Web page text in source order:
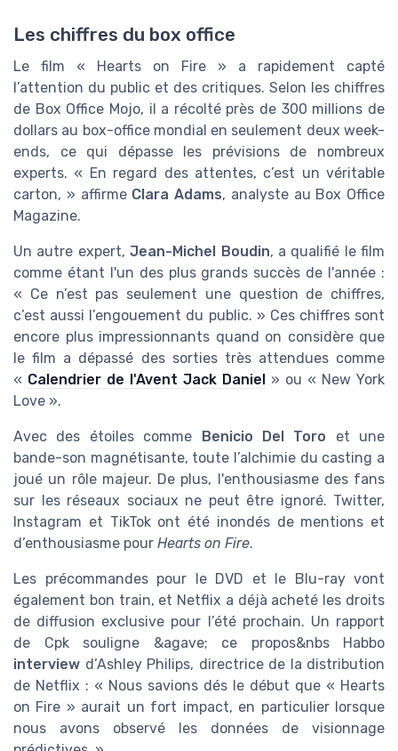
Les chiffres du box office
Le film « Hearts on Fire » a rapidement capté
l’attention du public et des critiques. Selon les chiffres
de Box Office Mojo, il a récolté près de 300 millions de
dollars au box-office mondial en seulement deux week-
ends, ce qui dépasse les prévisions de nombreux
experts. « En regard des attentes, c’est un véritable
carton, » affirme Clara Adams, analyste au Box Office
Magazine.
Un autre expert,Jean-Michel Boudin, a qualifié le film
comme étant l'un des plus grands succès de l'année :
« Ce n’est pas seulement une question de chiffres,
c’est aussi l’engouement du public. » Ces chiffres sont
encore plus impressionnants quand on considère que
le film a dépassé des sorties très attendues comme
« Calendrier de l'Avent Jack Daniel
» ou « New York
Love ».
Avec des étoiles comme Benicio Del Toro et une
bande-son magnétisante, toute l’alchimie du casting a
joué un rôle majeur. De plus, l'enthousiasme des fans
sur les réseaux sociaux ne peut être ignoré. Twitter,
Instagram et TikTok ont été inondés de mentions et
d’enthousiasme pour Hearts on Fire.
Les précommandes pour le DVD et le Blu-ray vont
également bon train, et Netflix a déjà acheté les droits
de diffusion exclusive pour l’été prochain. Un rapport
de Cpk souligne &agave; ce propos&nbs Habbo
interview d’Ashley Philips, directrice de la distribution
de Netflix : « Nous savions dés le début que « Hearts
on Fire » aurait un fort impact, en particulier lorsque
nous avons observé les données de visionnage